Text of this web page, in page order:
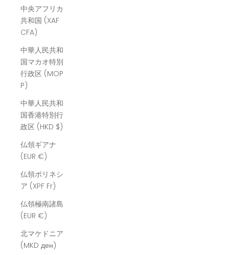
中央アフリカ
共和国 (XAF
CFA)
中華人民共和
国マカオ特別
行政区 (MOP
P)
中華人民共和
国香港特別行
政区 (HKD $)
仏領ギアナ
(EUR €)
仏領ポリネシ
ア (XPF Fr)
仏領極南諸島
(EUR €)
北マケドニア
(MKD ден)